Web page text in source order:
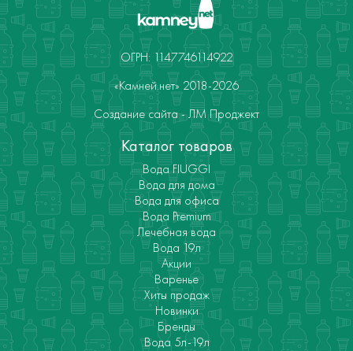
ОГРН: 1147746114922
«Камней.нет» 2018-2026
Создание сайта - ЛМ Проджект
Каталог товаров
Вода FIUGGI
Вода для дома
Вода для офиса
Вода Premium
Лечебная вода
Вода 19л
Акции
Варенье
Хиты продаж
Новинки
Бренды
Вода 5л-19л